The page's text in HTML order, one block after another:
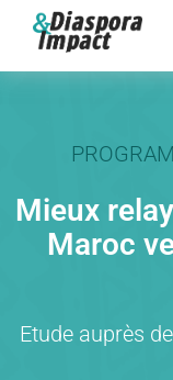
Mieux
Maroc
Etude auprès
Francais